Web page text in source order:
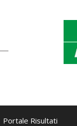
Portale Risultati